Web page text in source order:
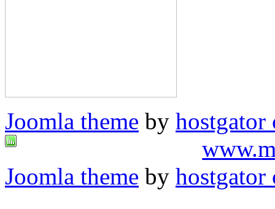
Joomla theme by hostgator
Joomla theme by hostgator